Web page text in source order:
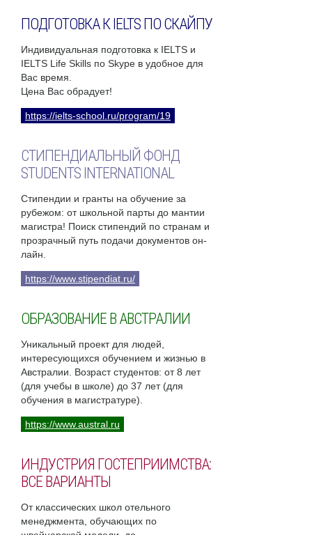
ПОДГОТОВКА К IELTS ПО СКАЙПУ
Индивидуальная подготовка к IELTS и
IELTS Life Skills по Skype в удобное для
Вас время.
Цена Вас обрадует!
https://ielts-school.ru/program/19
СТИПЕНДИАЛЬНЫЙ ФОНД
STUDENTS INTERNATIONAL
Стипендии и гранты на обучение за
рубежом: от школьной парты до мантии
магистра! Поиск стипендий по странам и
прозрачный путь подачи документов он-
лайн.
https://www.stipendiat.ru/
ОБРАЗОВАНИЕ В АВСТРАЛИИ
Уникальный проект для людей,
интересующихся обучением и жизнью в
Австралии. Возраст студентов: от 8 лет
(для учебы в школе) до 37 лет (для
обучения в магистратуре).
https://www.austral.ru
ИНДУСТРИЯ ГОСТЕПРИИМСТВА:
ВСЕ ВАРИАНТЫ
От классических школ отельного
менеджмента, обучающих по